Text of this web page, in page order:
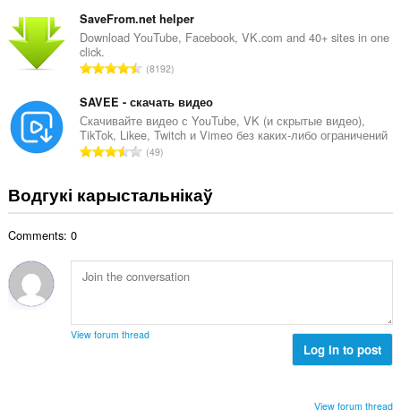
ў
:
з
н
к
ў
:
SaveFrom.net helper
Download YouTube, Facebook, VK.com and 40+ sites in one
click.
А
з
н
а
к
ў
:
8192
SAVEE - скачать видео
Скачивайте видео с YouTube, VK (и скрытые видео),
TikTok, Likee, Twitch и Vimeo без каких-либо ограничений
А
н
а
ў
49
Водгукі карыстальнікаў
Comments: 0
View forum thread
Log in to post
View forum thread